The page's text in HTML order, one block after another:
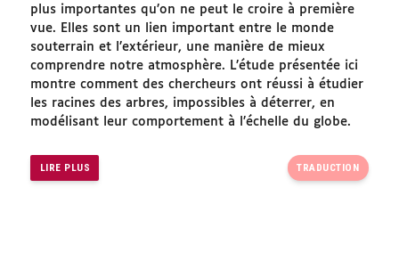
plus importantes qu’on ne peut le croire à première
vue. Elles sont un lien important entre le monde
souterrain et l’extérieur, une manière de mieux
comprendre notre atmosphère. L’étude présentée ici
montre comment des chercheurs ont réussi à étudier
les racines des arbres, impossibles à déterrer, en
modélisant leur comportement à l’échelle du globe.
LIRE PLUS TRADUCTION